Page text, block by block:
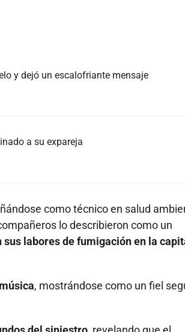
y dejó un escalofriante mensaje
a su expareja
como técnico en salud
lo describieron como un
labores de fumigación en la
, mostrándose como un fiel